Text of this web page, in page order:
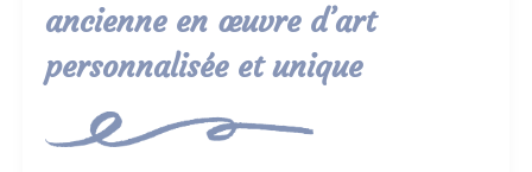
ancienne en œuvre d’art
personnalisée et unique